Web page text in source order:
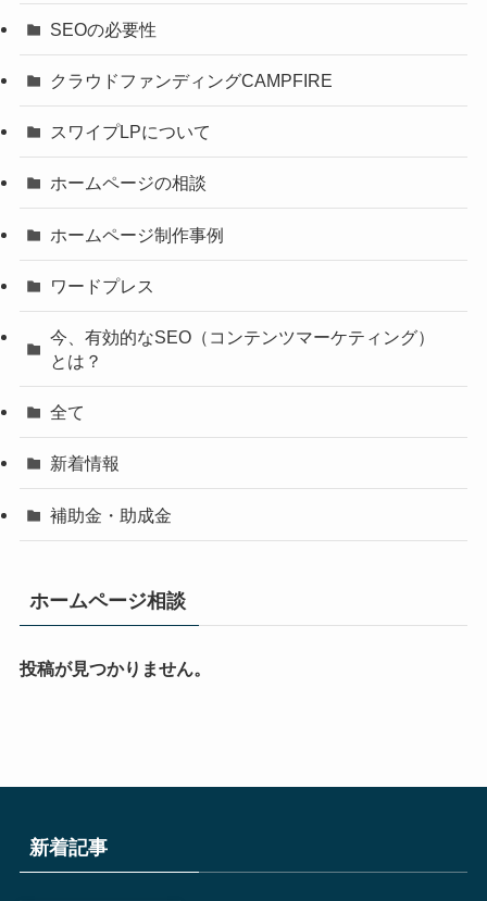
SEOの必要性
クラウドファンディングCAMPFIRE
スワイプLPについて
ホームページの相談
ホームページ制作事例
ワードプレス
今、有効的なSEO（コンテンツマーケティング）
とは？
全て
新着情報
補助金・助成金
ホームページ相談
投稿が見つかりません。
新着記事